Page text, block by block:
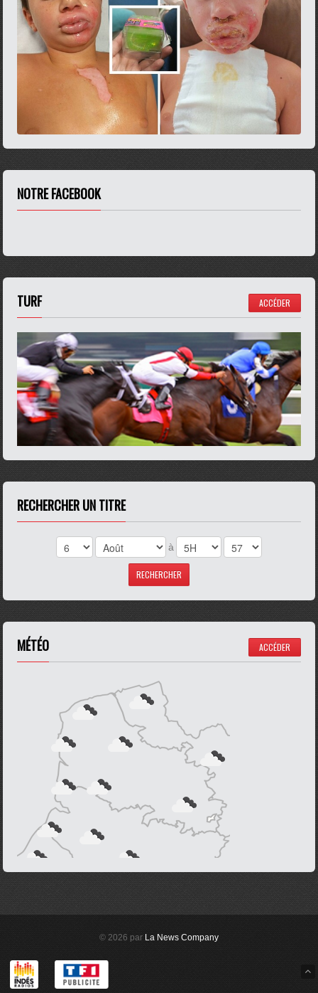
NOTRE FACEBOOK
TURF ACCÉDER
RECHERCHER UN TITRE
à
MÉTÉO ACCÉDER
© 2026 par La News Company